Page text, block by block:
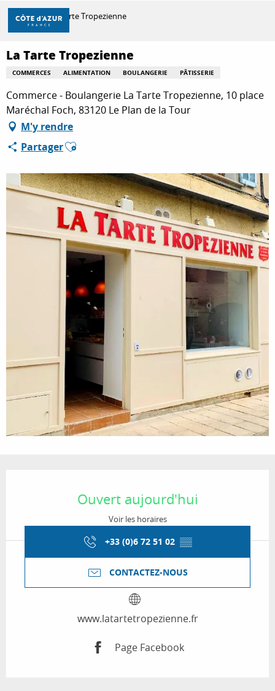
Aller
contenu
principal
DÉCOUVRIR
À FAIRE
SÉJOURNER
Accueil La Tarte Tropezienne
La Tarte Tropezienne
COMMERCES ALIMENTATION BOULANGERIE PÂTISSERIE
Commerce - Boulangerie La Tarte Tropezienne, 10 place
Maréchal Foch, 83120 Le Plan de la Tour
M'y rendre
PartagerAjouter aux favoris
Ouvert aujourd'hui
Voir les horaires
+33 (0)6 72 51 02 ▒▒
CONTACTEZ-NOUS
www.latartetropezienne.fr
Page Facebook